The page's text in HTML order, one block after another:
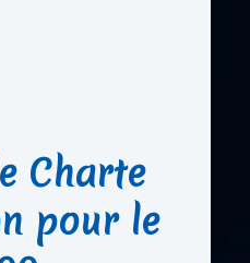
Charte
pour le